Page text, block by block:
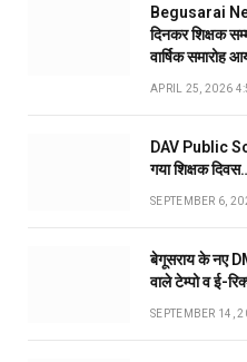
Begusarai
दिनकर शिक्षक
वार्षिक समारोह
APRIL 25, 2026
DAV Public
गया शिक्षक
SEPTEMBER 6,
बेगूसराय के नए
वाले टेम्पो व ई-
SEPTEMBER 14,